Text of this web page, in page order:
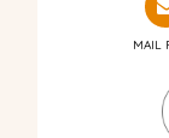
MAIL